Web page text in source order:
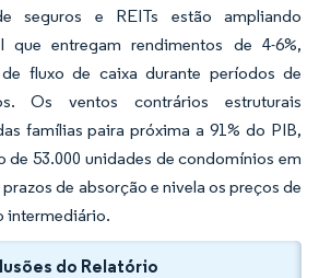
seguros e REITs estão ampliando
que entregam rendimentos de 4-6%,
fluxo de caixa durante períodos de
Os ventos contrários estruturais
famílias paira próxima a 91% do PIB,
de 53.000 unidades de condomínios em
de absorção e nivela os preços de
intermediário.
do Relatório